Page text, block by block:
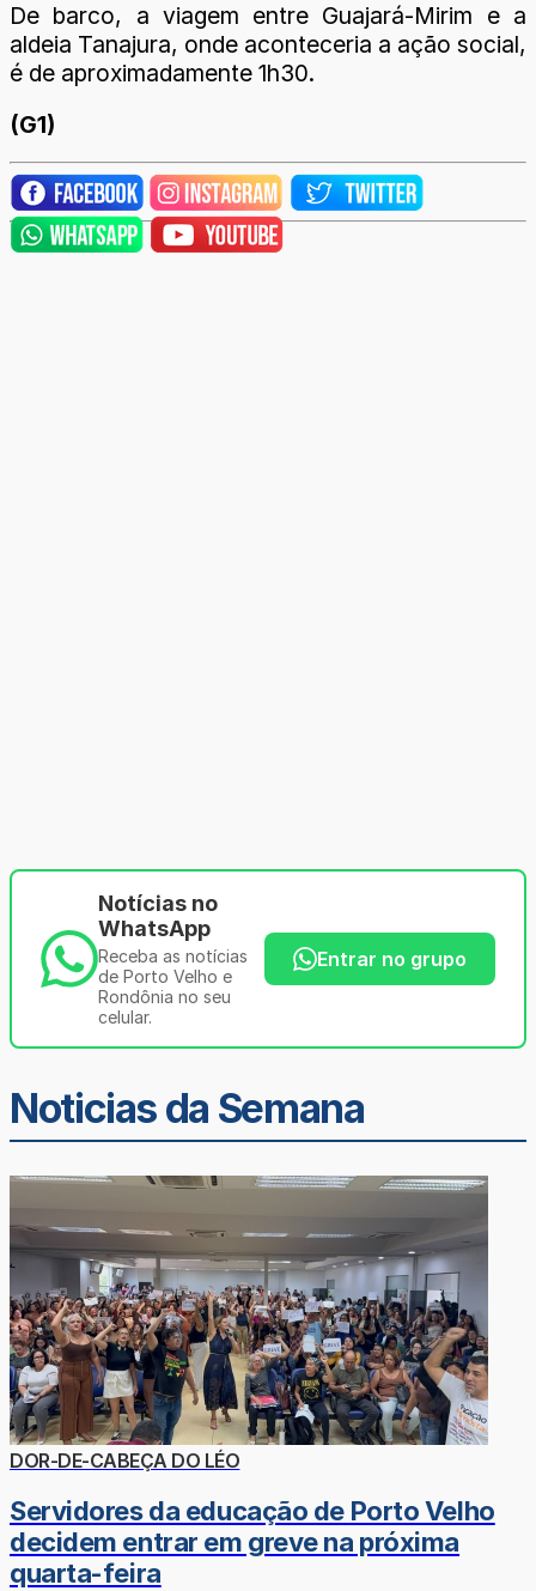
De barco, a viagem entre Guajará-Mirim e a
aldeia Tanajura, onde aconteceria a ação social,
é de aproximadamente 1h30.
(G1)
Notícias no
WhatsApp
Receba as notícias
de Porto Velho e
Rondônia no seu
celular.
Entrar no grupo
Noticias da Semana
DOR-DE-CABEÇA DO LÉO
Servidores da educação de Porto Velho
decidem entrar em greve na próxima
quarta-feira